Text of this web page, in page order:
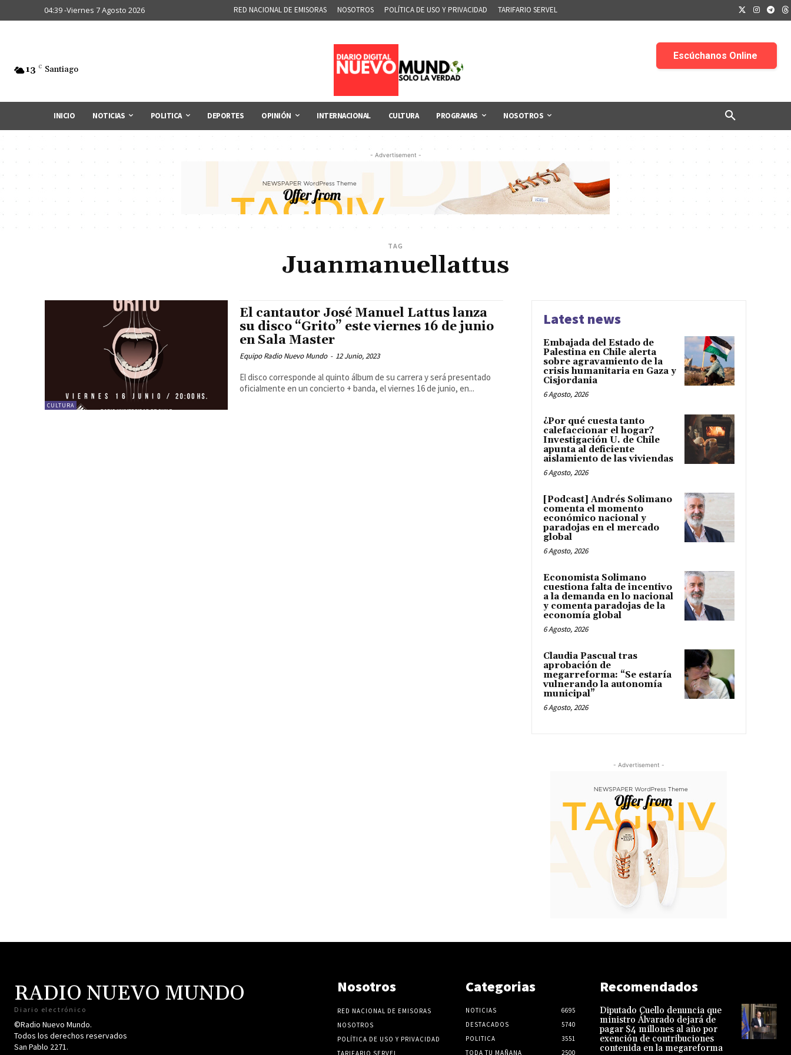
04:39 -Viernes 7 Agosto 2026 RED NACIONAL DE EMISORAS NOSOTROS POLÍTICA DE USO Y PRIVACIDAD TARIFARIO SERVEL
13 C Santiago
INICIO NOTICIAS POLITICA DEPORTES OPINIÓN INTERNACIONAL CULTURA PROGRAMAS NOSOTROS
- Advertisement -
TAG
Juanmanuellattus
CULTURA
El cantautor José Manuel Lattus lanza
su disco “Grito” este viernes 16 de junio
en Sala Master
Equipo Radio Nuevo Mundo - 12 Junio, 2023
El disco corresponde al quinto álbum de su carrera y será presentado
oficialmente en un concierto + banda, el viernes 16 de junio, en...
Latest news
Embajada del Estado de
Palestina en Chile alerta
sobre agravamiento de la
crisis humanitaria en Gaza y
Cisjordania
6 Agosto, 2026
¿Por qué cuesta tanto
calefaccionar el hogar?
Investigación U. de Chile
apunta al deficiente
aislamiento de las viviendas
6 Agosto, 2026
[Podcast] Andrés Solimano
comenta el momento
económico nacional y
paradojas en el mercado
global
6 Agosto, 2026
Economista Solimano
cuestiona falta de incentivo
a la demanda en lo nacional
y comenta paradojas de la
economía global
6 Agosto, 2026
Claudia Pascual tras
aprobación de
megarreforma: “Se estaría
vulnerando la autonomía
municipal”
6 Agosto, 2026
- Advertisement -
RADIO NUEVO MUNDO
Diario electrónico
©Radio Nuevo Mundo.
Todos los derechos reservados
San Pablo 2271.
Nosotros
RED NACIONAL DE EMISORAS
NOSOTROS
POLÍTICA DE USO Y PRIVACIDAD
TARIFARIO SERVEL
Categorias
NOTICIAS
6695
DESTACADOS
5740
POLITICA
3551
TODA TU MAÑANA
2500
Recomendados
Diputado Cuello denuncia que
ministro Álvarado dejará de
pagar $4 millones al año por
exención de contribuciones
contenida en la megareforma